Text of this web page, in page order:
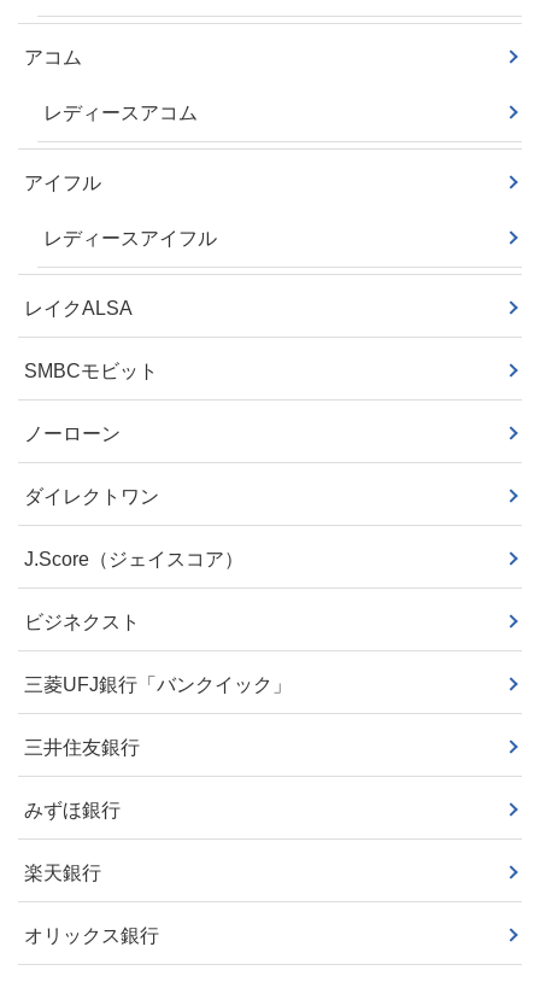
アコム
レディースアコム
アイフル
レディースアイフル
レイクALSA
SMBCモビット
ノーローン
ダイレクトワン
J.Score（ジェイスコア）
ビジネクスト
三菱UFJ銀行「バンクイック」
三井住友銀行
みずほ銀行
楽天銀行
オリックス銀行